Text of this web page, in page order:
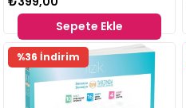
Sepete Ekle
%36 İndirim